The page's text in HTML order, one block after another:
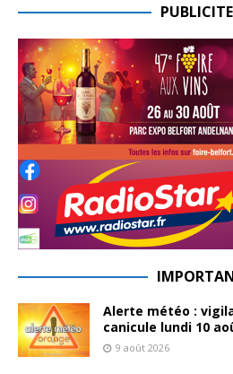
Alerte météo :
canicule lundi 10
9 août 2026